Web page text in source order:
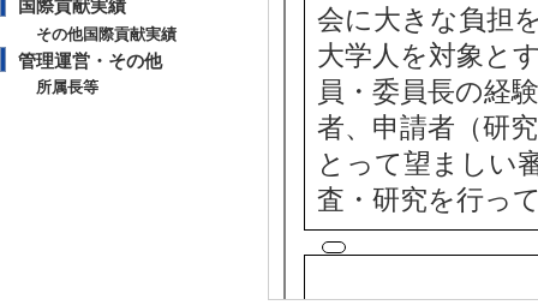
国際貢献実績
その他国際貢献実績
管理運営・その他
所属長等
会に大きな負担
大学人を対象と
員・委員長の経
者、申請者（研
とって望ましい
査・研究を行っ